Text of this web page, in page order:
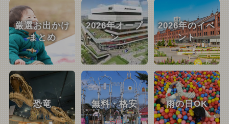
厳選お出かけ
まとめ
2026年オープ
ン
2026年のイベ
ント
恐竜 無料・格安 雨の日OK